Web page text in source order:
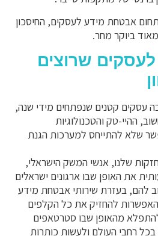
אבטחת מידע לעסקים, החיסכון
ביוקר מחר.
שרוצים
עסקים קטנים שנפתחים מידי שנה,
ההיי-טק והטכנולוגיות
שלא להתייחס למערכות הגנת
שלנו, אנשי המשק הישראלי,
את האופן שבו ארגונים ישראלים
להם, בעזרת שירותי אבטחת מידע
להחזיק את כל הקלפים
מהאופן שבו סטרטאפים
רחבי העולם ולעשות כותרות